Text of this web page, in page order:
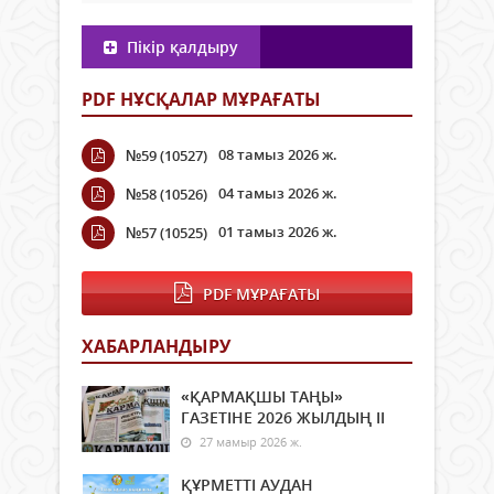
Пікір қалдыру
PDF НҰСҚАЛАР МҰРАҒАТЫ
№59 (10527) 08 тамыз 2026 ж.
№58 (10526) 04 тамыз 2026 ж.
№57 (10525) 01 тамыз 2026 ж.
PDF МҰРАҒАТЫ
ХАБАРЛАНДЫРУ
«ҚАРМАҚШЫ ТАҢЫ»
ГАЗЕТІНЕ 2026 ЖЫЛДЫҢ ІI
27 мамыр 2026 ж.
ҚҰРМЕТТІ АУДАН